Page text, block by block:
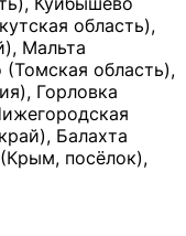
область),
Мальта
область),
Горловка
Балахта
посёлок),